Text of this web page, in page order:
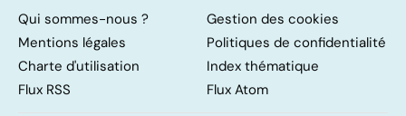
Qui sommes-nous ?
Gestion des cookies
Mentions légales
Politiques de confidentialité
Charte d'utilisation
Index thématique
Flux RSS
Flux Atom